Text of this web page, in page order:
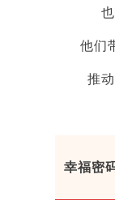
他们
推
幸福密